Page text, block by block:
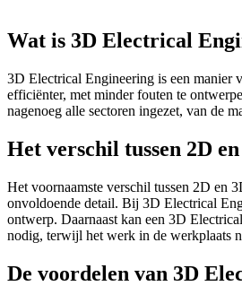
Wat is 3D Electrical
3D Electrical Engineering is een manier
efficiënter, met minder fouten te
nagenoeg alle sectoren ingezet, van de
Het verschil tussen 2D
Het voornaamste verschil tussen 2D en
onvoldoende detail. Bij 3D Electrical
ontwerp. Daarnaast kan een 3D
nodig, terwijl het werk in de werkplaats
De voordelen van 3D